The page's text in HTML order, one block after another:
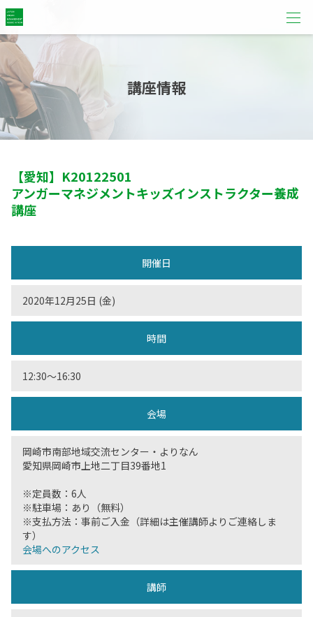
講座情報
【愛知】 K20122501
アンガーマネジメントキッズインストラクター養成
講座
開催日
2020年12月25日 (金)
時間
12:30〜16:30
会場
岡崎市南部地域交流センター・よりなん
愛知県岡崎市上地二丁目39番地1
※定員数：6人
※駐車場：あり（無料）
※支払方法：事前ご入金（詳細は主催講師よりご連絡しま
す）
会場へのアクセス
講師